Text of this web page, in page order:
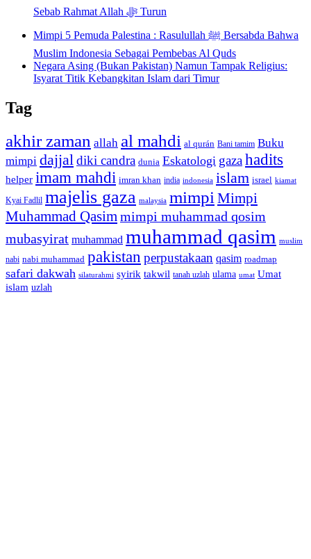
Sebab Rahmat Allah ﷻ Turun
Mimpi 5 Pemuda Palestina : Rasulullah ﷺ Bersabda Bahwa
Muslim Indonesia Sebagai Pembebas Al Quds
Negara Asing (Bukan Pakistan) Namun Tampak Religius:
Isyarat Titik Kebangkitan Islam dari Timur
Tag
akhir zaman allah al mahdi al qurán Bani tamim Buku
mimpi dajjal diki candra dunia Eskatologi gazahadits
helper imam mahdi imran khan india indonesia islam israel kiamat
Kyai Fadlil majelis gaza malaysia mimpi Mimpi
Muhammad Qasim mimpi muhammad qosim
mubasyirat muhammad muhammad qasim muslim
nabi nabi muhammad pakistan perpustakaan qasim roadmap
safari dakwah silaturahmi syirik takwil tanah uzlah ulama umat Umat
islam uzlah